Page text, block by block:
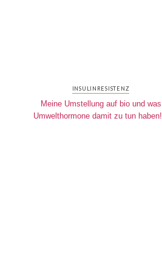
INSULINRESISTENZ
Meine Umstellung auf bio und was
Umwelthormone damit zu tun haben!